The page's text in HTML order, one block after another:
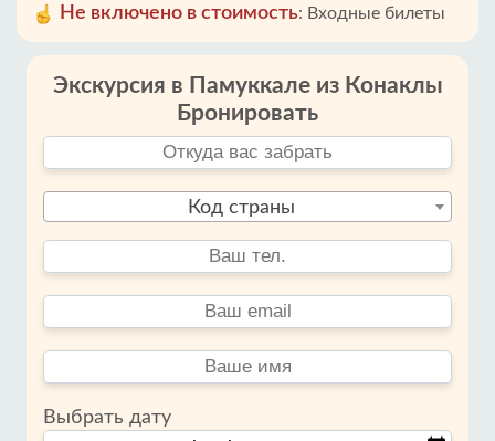
Не включено в стоимость: Входные билеты
Экскурсия в Памуккале из Конаклы
Бронировать
Код страны
Выбрать дату